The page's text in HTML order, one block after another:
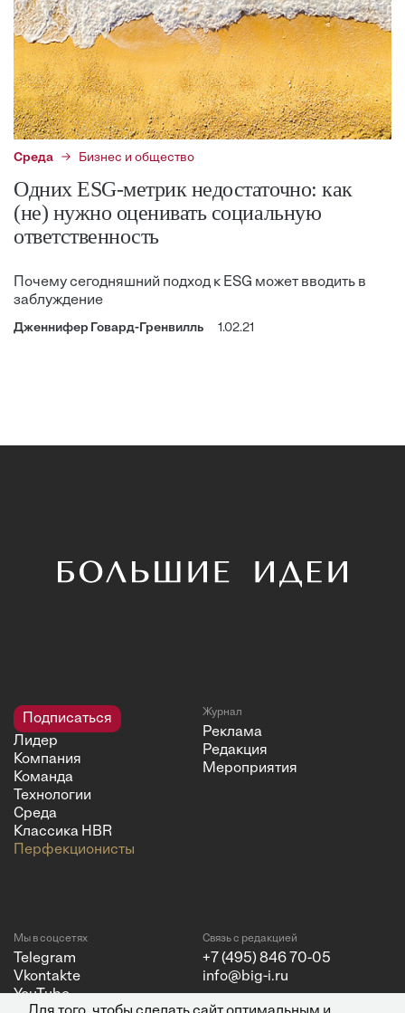
Среда Бизнес и общество
Одних ESG-метрик недостаточно: как
(не) нужно оценивать социальную
ответственность
Почему сегодняшний подход к ESG может вводить в
заблуждение
Дженнифер Говард-Гренвилль 1.02.21
Подписаться
Лидер
Компания
Команда
Технологии
Среда
Классика HBR
Перфекционисты
Журнал
Реклама
Редакция
Мероприятия
Мы в соцсетях
Telegram
Vkontakte
YouTube
Связь с редакцией
+7 (495) 846 70-05
info@big-i.ru